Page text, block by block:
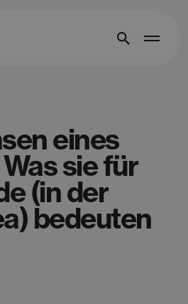
eines
sie für
(in der
bedeuten